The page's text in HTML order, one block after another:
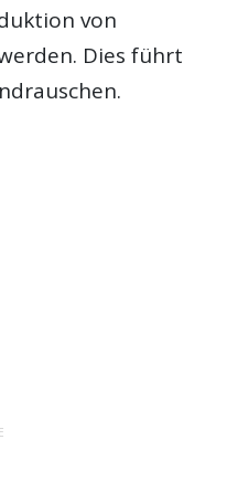
von
Dies führt